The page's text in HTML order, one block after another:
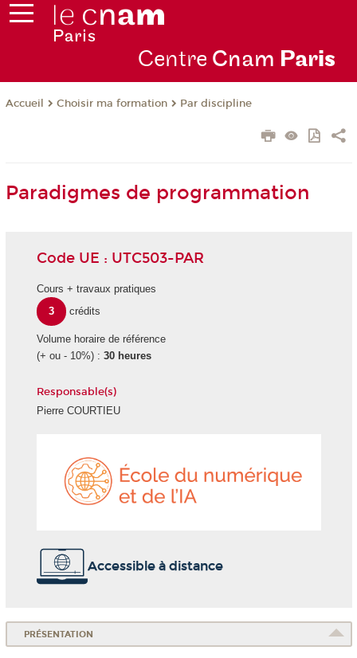
Centre Cnam Paris
Accueil Choisir ma formation Par discipline
Paradigmes de programmation
Code UE : UTC503-PAR
Cours + travaux pratiques
3
crédits
Volume horaire de référence
(+ ou - 10%) : 30 heures
Responsable(s)
Pierre COURTIEU
Accessible à distance
PRÉSENTATION